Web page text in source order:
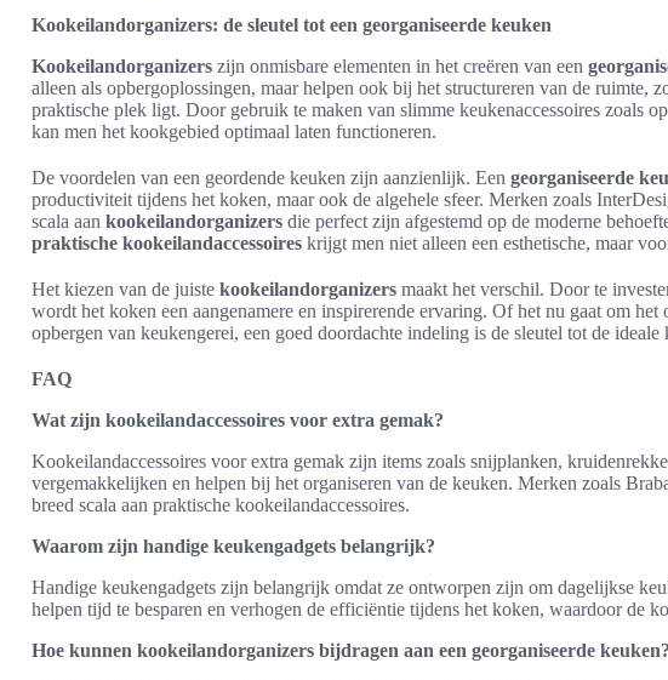
Kookeilandorganizers: de sleutel tot een georganiseerde keuken
Kookeilandorganizers zijn onmisbare elementen in het creëren van een
alleen als opbergoplossingen, maar helpen ook bij het structureren van de ruimte,
praktische plek ligt. Door gebruik te maken van slimme keukenaccessoires zoals
kan men het kookgebied optimaal laten functioneren.
De voordelen van een geordende keuken zijn aanzienlijk. Een georganiseerde
productiviteit tijdens het koken, maar ook de algehele sfeer. Merken zoals
scala aan kookeilandorganizers die perfect zijn afgestemd op de moderne
praktische kookeilandaccessoires krijgt men niet alleen een esthetische, maar
Het kiezen van de juiste kookeilandorganizers maakt het verschil. Door te
wordt het koken een aangenamere en inspirerende ervaring. Of het nu gaat om
opbergen van keukengerei, een goed doordachte indeling is de sleutel tot de
FAQ
Wat zijn kookeilandaccessoires voor extra gemak?
Kookeilandaccessoires voor extra gemak zijn items zoals snijplanken,
vergemakkelijken en helpen bij het organiseren van de keuken. Merken zoals
breed scala aan praktische kookeilandaccessoires.
Waarom zijn handige keukengadgets belangrijk?
Handige keukengadgets zijn belangrijk omdat ze ontworpen zijn om dagelijkse
helpen tijd te besparen en verhogen de efficiëntie tijdens het koken, waardoor de
Hoe kunnen kookeilandorganizers bijdragen aan een georganiseerde keuken?